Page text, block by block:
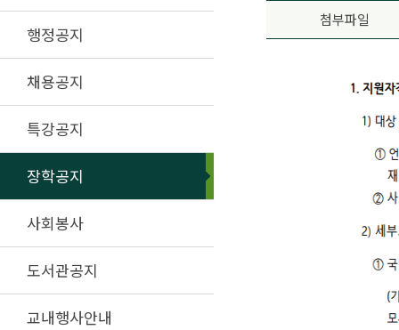
행정공지
채용공지
특강공지
장학공지
사회봉사
도서관공지
교내행사안내
첨부파일